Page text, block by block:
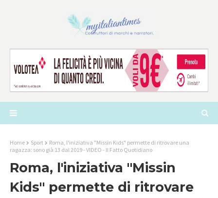
Home Sport
Roma, l'iniziativa "Missin Kids" permette di ritrovare una
ragazza: sono già 13 dal 2019 - VIDEO - Il Fatto Quotidiano
Roma, l'iniziativa "Missin
Kids" permette di ritrovare